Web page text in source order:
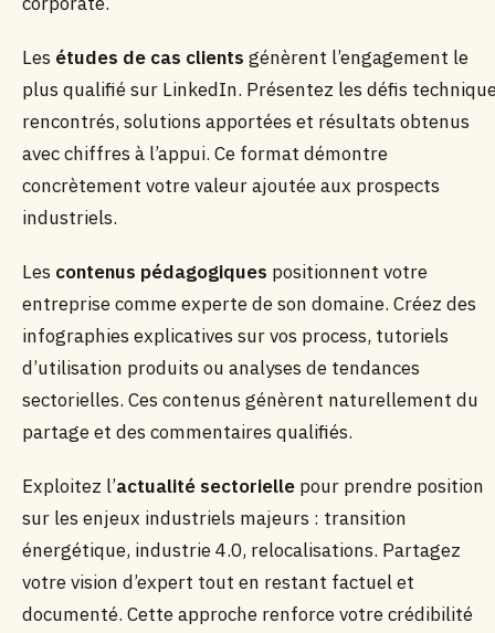
Les études de cas clients génèrent l’engagement le
plus qualifié sur LinkedIn. Présentez les défis
rencontrés, solutions apportées et résultats obtenus
avec chiffres à l’appui. Ce format démontre
concrètement votre valeur ajoutée aux prospects
industriels.
Les contenus pédagogiques positionnent votre
entreprise comme experte de son domaine. Créez des
infographies explicatives sur vos process, tutoriels
d’utilisation produits ou analyses de tendances
sectorielles. Ces contenus génèrent naturellement du
partage et des commentaires qualifiés.
Exploitez l’actualité sectorielle pour prendre position
sur les enjeux industriels majeurs : transition
énergétique, industrie 4.0, relocalisations. Partagez
votre vision d’expert tout en restant factuel et
documenté. Cette approche renforce votre crédibilité